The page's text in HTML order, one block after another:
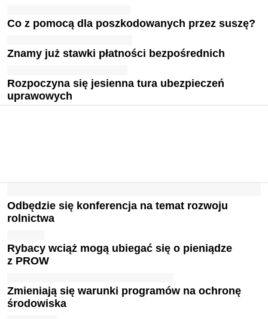
Co z pomocą dla poszkodowanych przez suszę?
Znamy już stawki płatności bezpośrednich
Rozpoczyna się jesienna tura ubezpieczeń
uprawowych
Odbędzie się konferencja na temat rozwoju
rolnictwa
Rybacy wciąż mogą ubiegać się o pieniądze
z PROW
Zmieniają się warunki programów na ochronę
środowiska